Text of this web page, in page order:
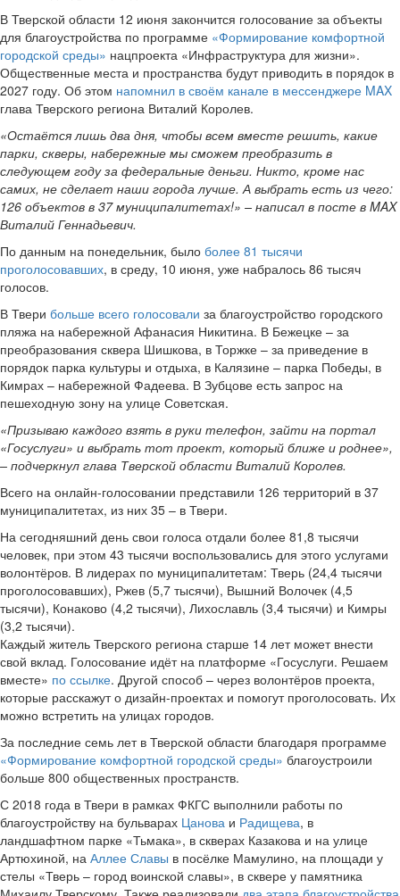
В Тверской области 12 июня закончится голосование за объекты
для благоустройства по программе «Формирование комфортной
городской среды» нацпроекта «Инфраструктура для жизни».
Общественные места и пространства будут приводить в порядок в
2027 году. Об этом напомнил в своём канале в мессенджере MAX
глава Тверского региона Виталий Королев.
«Остаётся лишь два дня, чтобы всем вместе решить, какие
парки, скверы, набережные мы сможем преобразить в
следующем году за федеральные деньги. Никто, кроме нас
самих, не сделает наши города лучше. А выбрать есть из чего:
126 объектов в 37 муниципалитетах!» – написал в посте в MAX
Виталий Геннадьевич.
По данным на понедельник, было более 81 тысячи
проголосовавших, в среду, 10 июня, уже набралось 86 тысяч
голосов.
В Твери больше всего голосовали за благоустройство городского
пляжа на набережной Афанасия Никитина. В Бежецке – за
преобразования сквера Шишкова, в Торжке – за приведение в
порядок парка культуры и отдыха, в Калязине – парка Победы, в
Кимрах – набережной Фадеева. В Зубцове есть запрос на
пешеходную зону на улице Советская.
«Призываю каждого взять в руки телефон, зайти на портал
«Госуслуги» и выбрать тот проект, который ближе и роднее»,
– подчеркнул глава Тверской области Виталий Королев.
Всего на онлайн-голосовании представили 126 территорий в 37
муниципалитетах, из них 35 – в Твери.
На сегодняшний день свои голоса отдали более 81,8 тысячи
человек, при этом 43 тысячи воспользовались для этого услугами
волонтёров. В лидерах по муниципалитетам: Тверь (24,4 тысячи
проголосовавших), Ржев (5,7 тысячи), Вышний Волочек (4,5
тысячи), Конаково (4,2 тысячи), Лихославль (3,4 тысячи) и Кимры
(3,2 тысячи).
Каждый житель Тверского региона старше 14 лет может внести
свой вклад. Голосование идёт на платформе «Госуслуги. Решаем
вместе» по ссылке. Другой способ – через волонтёров проекта,
которые расскажут о дизайн-проектах и помогут проголосовать. Их
можно встретить на улицах городов.
За последние семь лет в Тверской области благодаря программе
«Формирование комфортной городской среды» благоустроили
больше 800 общественных пространств.
С 2018 года в Твери в рамках ФКГС выполнили работы по
благоустройству на бульварах Цанова и Радищева, в
ландшафтном парке «Тьмака», в скверах Казакова и на улице
Артюхиной, на Аллее Славы в посёлке Мамулино, на площади у
стелы «Тверь – город воинской славы», в сквере у памятника